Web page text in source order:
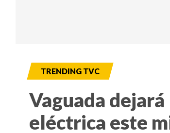
TRENDING TVC
Vaguada
eléctrica este